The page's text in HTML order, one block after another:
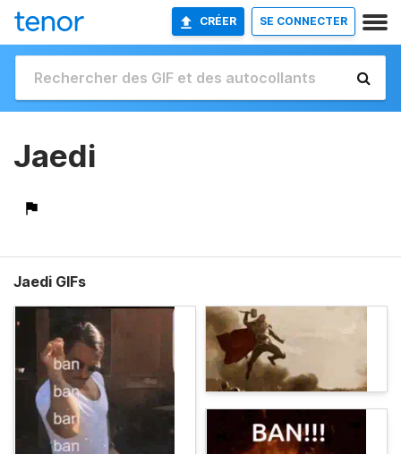
CRÉER SE CONNECTER
Jaedi
Jaedi GIFs